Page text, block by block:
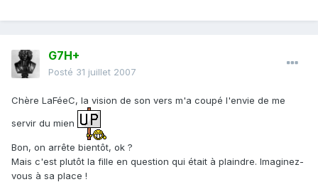
G7H+
Posté 31 juillet 2007
Chère LaFéeC, la vision de son vers m'a coupé l'envie de me
servir du mien
Bon, on arrête bientôt, ok ?
Mais c'est plutôt la fille en question qui était à plaindre. Imaginez-
vous à sa place !